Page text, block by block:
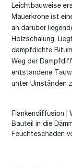
Leichtbauweise
Mauerkrone ist
an darüber
Holzschalung.
dampfdichte
Weg der
entstandene
unter Umständen
Flankendiffusion |
Bauteil in die
Feuchteschäden